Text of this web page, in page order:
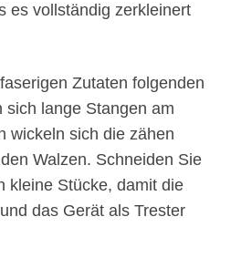
es vollständig zerkleinert
Zutaten folgenden
sich lange Stangen am
wickeln sich die zähen
Walzen. Schneiden Sie
kleine Stücke, damit die
das Gerät als Trester